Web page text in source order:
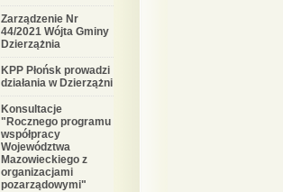
Zarządzenie Nr
44/2021 Wójta Gminy
Dzierzążnia
KPP Płońsk prowadzi
działania w Dzierzążni
Konsultacje
"Rocznego programu
współpracy
Województwa
Mazowieckiego z
organizacjami
pozarządowymi"